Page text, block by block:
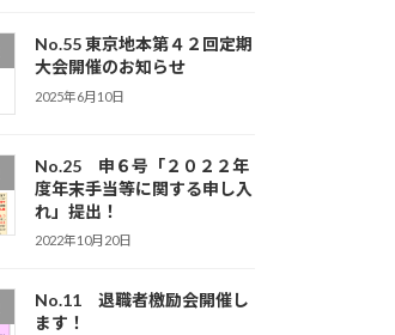
No.55 東京地本第４２回定期
大会開催のお知らせ
2025年6月10日
No.25 申６号「２０２２年
度年末手当等に関する申し入
れ」提出！
2022年10月20日
No.11 退職者檄励会開催し
ます！